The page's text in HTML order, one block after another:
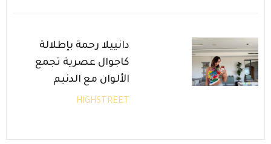
دانييلا رحمة بإطلالة
كاجوال عصرية تجمع
الألوان مع الدنيم
HIGHSTREET